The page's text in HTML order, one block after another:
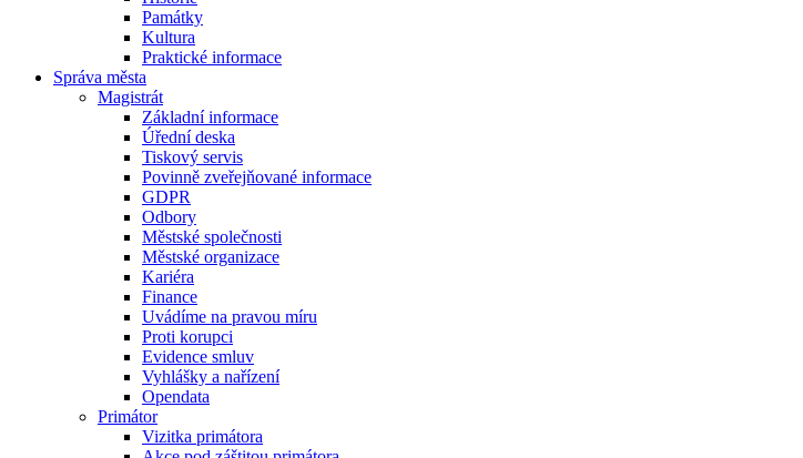
Památky
Kultura
Praktické informace
Správa města
Magistrát
Základní informace
Úřední deska
Tiskový servis
Povinně zveřejňované informace
GDPR
Odbory
Městské společnosti
Městské organizace
Kariéra
Finance
Uvádíme na pravou míru
Proti korupci
Evidence smluv
Vyhlášky a nařízení
Opendata
Primátor
Vizitka primátora